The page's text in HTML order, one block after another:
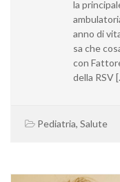
la
anno di
sa che
con
della RSV
Pediatria, Salute